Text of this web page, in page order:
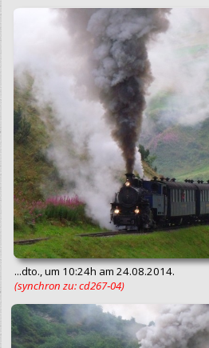
...dto., um 10:24h am 24.08.2014.
(synchron zu: cd267‑04)